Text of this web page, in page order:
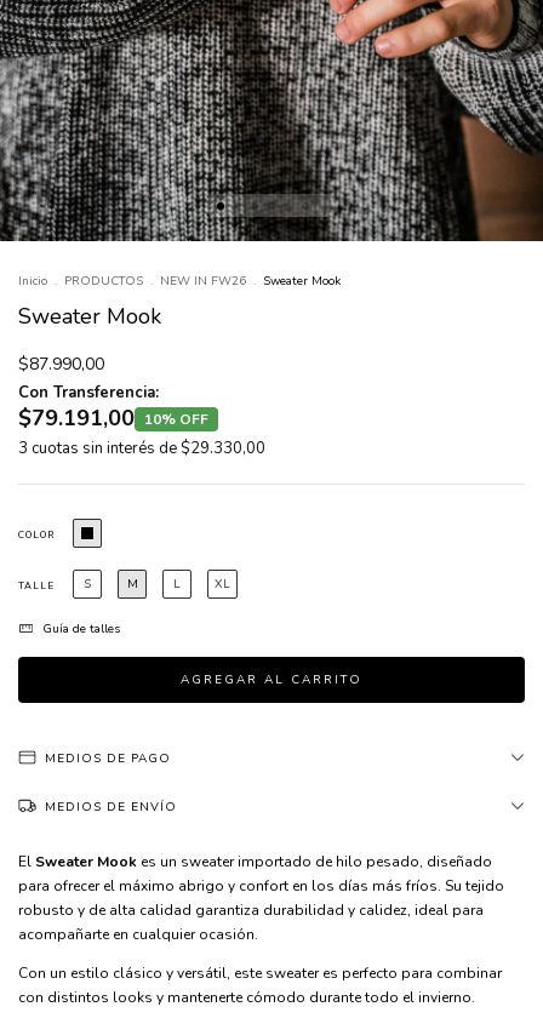
Inicio . PRODUCTOS . NEW IN FW26 . Sweater Mook
Sweater Mook
$87.990,00
Con Transferencia:
$79.191,00 10% OFF
3 cuotas sin interés de $29.330,00
COLOR
TALLE S M L XL
Guía de talles
MEDIOS DE PAGO
MEDIOS DE ENVÍO
El Sweater Mook es un sweater importado de hilo pesado, diseñado
para ofrecer el máximo abrigo y confort en los días más fríos. Su tejido
robusto y de alta calidad garantiza durabilidad y calidez, ideal para
acompañarte en cualquier ocasión.
Con un estilo clásico y versátil, este sweater es perfecto para combinar
con distintos looks y mantenerte cómodo durante todo el invierno.